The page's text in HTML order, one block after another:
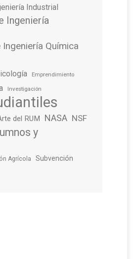
Industrial
Ingeniería
Química
Emprendimiento
Investigación
del RUM NASA NSF
y
Agrícola Subvención